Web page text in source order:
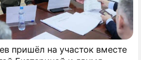
пришёл на участок вместе